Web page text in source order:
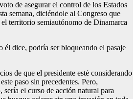
de asegurar el control de los Estados
semana, diciéndole al Congreso que
territorio semiautónomo de Dinamarca
él dice, podría ser bloqueando el pasaje
de que el presidente esté considerando
paso sin precedentes. Pero,
sería el curso de acción natural para